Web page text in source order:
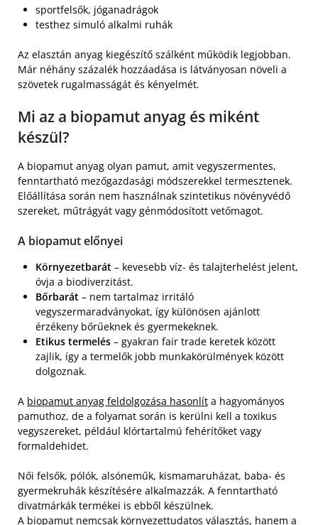
sportfelsők, jóganadrágok
testhez simuló alkalmi ruhák
Az elasztán anyag kiegészítő szálként működik legjobban.
Már néhány százalék hozzáadása is látványosan növeli a
szövetek rugalmasságát és kényelmét.
Mi az a biopamut anyag és miként
készül?
A biopamut anyag olyan pamut, amit vegyszermentes,
fenntartható mezőgazdasági módszerekkel termesztenek.
Előállítása során nem használnak szintetikus növényvédő
szereket, műtrágyát vagy génmódosított vetőmagot.
A biopamut előnyei
Környezetbarát – kevesebb víz- és talajterhelést jelent,
óvja a biodiverzitást.
Bőrbarát – nem tartalmaz irritáló
vegyszermaradványokat, így különösen ajánlott
érzékeny bőrűeknek és gyermekeknek.
Etikus termelés – gyakran fair trade keretek között
zajlik, így a termelők jobb munkakörülmények között
dolgoznak.
A biopamut anyag feldolgozása hasonlít a hagyományos
pamuthoz, de a folyamat során is kerülni kell a toxikus
vegyszereket, például klórtartalmú fehérítőket vagy
formaldehidet.
Női felsők, pólók, alsóneműk, kismamaruházat, baba- és
gyermekruhák készítésére alkalmazzák. A fenntartható
divatmárkák termékei is ebből készülnek.
A biopamut nemcsak környezettudatos választás, hanem a